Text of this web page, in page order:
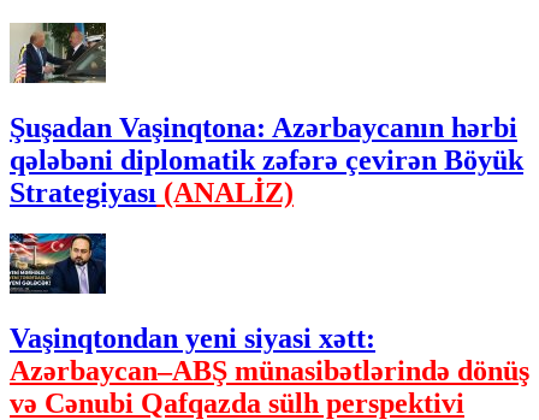
Şuşadan Vaşinqtona: Azərbaycanın hərbi
qələbəni diplomatik zəfərə çevirən Böyük
Strategiyası (ANALİZ)
Vaşinqtondan yeni siyasi xətt:
Azərbaycan–ABŞ münasibətlərində dönüş
və Cənubi Qafqazda sülh perspektivi